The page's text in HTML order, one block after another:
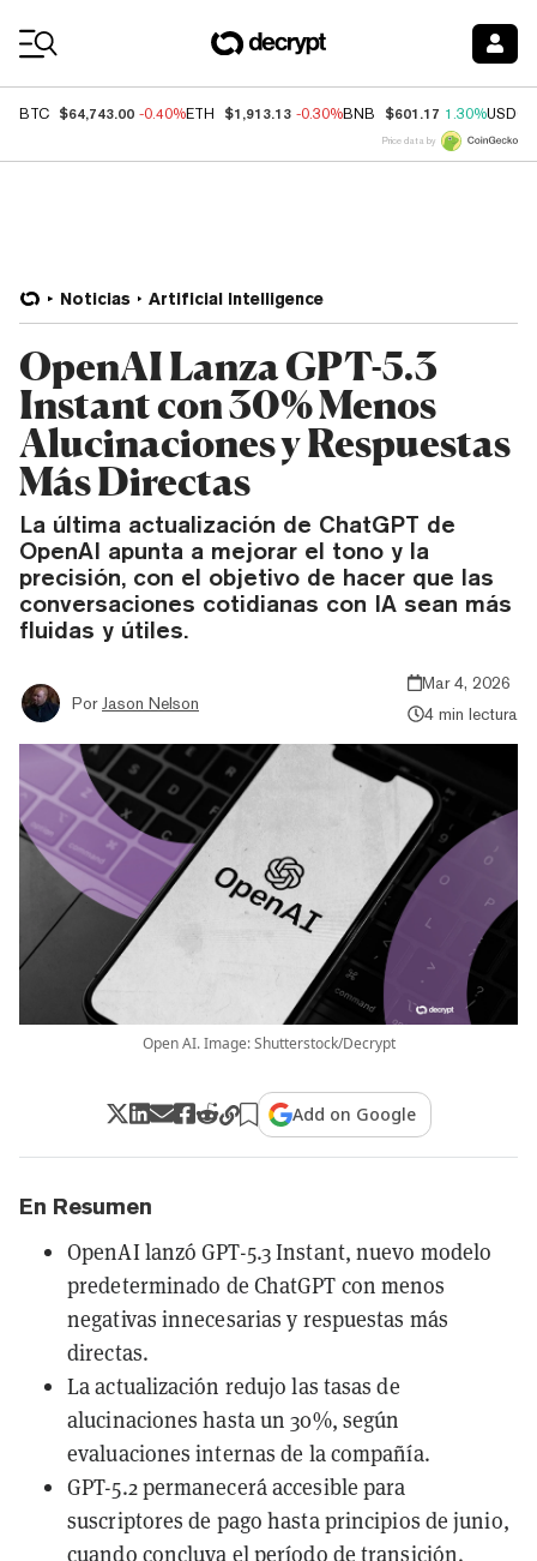
BTC $64,743.00 -0.40%ETH $1,913.13 -0.30%BNB $601.17 1.30%USDC
Price data by
Noticias Artificial Intelligence
OpenAI Lanza GPT-5.3
Instant con 30% Menos
Alucinaciones y Respuestas
Más Directas
La última actualización de ChatGPT de
OpenAI apunta a mejorar el tono y la
precisión, con el objetivo de hacer que las
conversaciones cotidianas con IA sean más
fluidas y útiles.
Por Jason Nelson
Mar 4, 2026
4 min lectura
Open AI. Image: Shutterstock/Decrypt
Add on Google
En Resumen
OpenAI lanzó GPT-5.3 Instant, nuevo modelo
predeterminado de ChatGPT con menos
negativas innecesarias y respuestas más
directas.
La actualización redujo las tasas de
alucinaciones hasta un 30%, según
evaluaciones internas de la compañía.
GPT-5.2 permanecerá accesible para
suscriptores de pago hasta principios de junio,
cuando concluya el período de transición.